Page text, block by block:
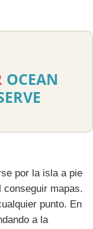
OCEAN
por la isla a pie
mapas.
punto. En
a la